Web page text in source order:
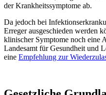
der Krankheitssymptome ab.
Da jedoch bei
Erreger ausgeschieden werden
klinischer Symptome noch eine
Landesamt für Gesundheit und
eine Empfehlung zur